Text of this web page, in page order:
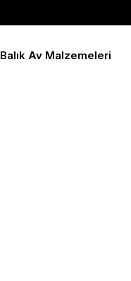
Balık Av Malzemeleri